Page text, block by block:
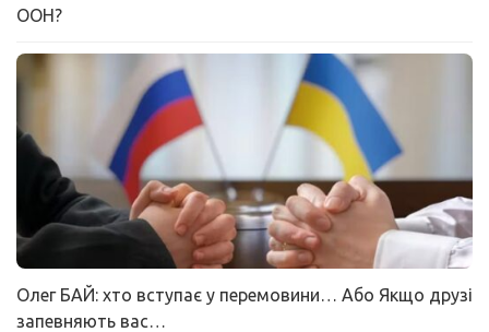
ООН?
Олег БАЙ: хто вступає у перемовини… Або Якщо друзі
запевняють вас…